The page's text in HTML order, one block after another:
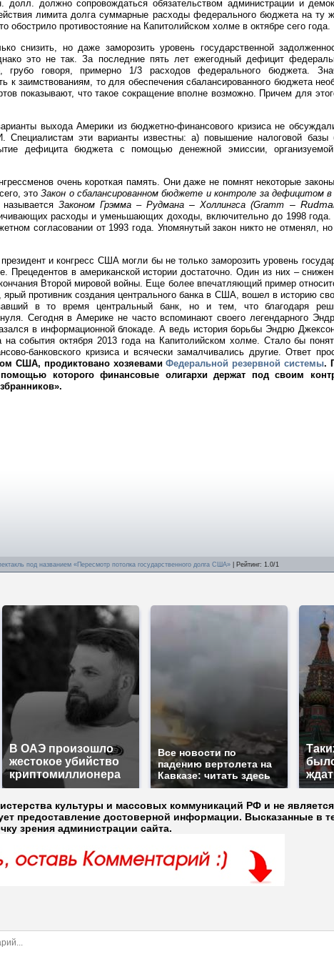
долл. должно сопровождаться обязательством администрации и
лимита долга суммарные расходы федерального бюджета на ту
обострило противостояние на Капитолийском холме в октябре сего года.
снизить, но даже заморозить уровень государственной
это не так. За последние пять лет ежегодный дефицит
говоря, примерно 1/3 расходов федерального бюджета.
к заимствованиям, то для обеспечения сбалансированного бюджета
показывают, что такое сокращение вполне возможно. Причем для
выхода Америки из бюджетно-финансового кризиса не
эти варианты известны: а) повышение налоговой
дефицита бюджета с помощью денежной эмиссии, организуемой
очень короткая память. Они даже не помнят некоторые
этоЗакон о сбалансированном бюджете и контроле за дефицитом в
Законом Грэмма – Рудмана– Холлингса (Gramm –
расходы и уменьшающих доходы, включительно до 1998 года.
согласовании от 1993 года. Упомянутый закон никто не отменял,
и конгресс США могли бы не только заморозить уровень
в американской истории достаточно. Один из них –
Второй мировой войны. Еще более впечатляющий пример
противник создания центрального банка в США, вошел в историю
в то время центральный банк, но и тем, что благодаря
Сегодня в Америке не часто вспоминают своего легендарного
в информационной блокаде. А ведь история борьбы Эндрю
на события октября 2013 года на Капитолийском холме. Стало бы
банковского кризиса и всячески замалчивались другие. Ответ
США, продиктовано хозяевамиФедеральной резервной системы.
которого финансовые олигархи держат под своим
под названием «Пересмотр потолка государственного долга США» Рейтинг: 1.0/1
В ОАЭ произошло
жестокое убийство
криптомиллионера
Все новости по
падению вертолета на
Кавказе: читать здесь
культуры и массовых коммуникаций РФ и не
предоставление достоверной информации. Высказанные в
зрения администрации сайта.